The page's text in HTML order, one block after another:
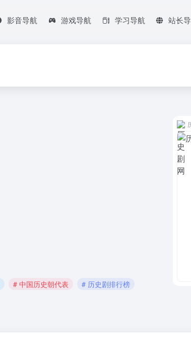
影音导航 游戏导航 学习导航 站长
# 中国历史朝代表
# 历史剧排行榜